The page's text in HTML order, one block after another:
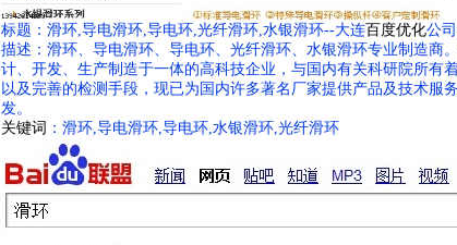
标题：滑环,导电滑环,导电环,光纤滑环,水银滑环--大连百度优化公
描述：滑环、导电滑环、导电环、光纤滑环、水银滑环专业制造商
计、开发、生产制造于一体的高科技企业，与国内有关科研院所有
以及完善的检测手段，现已为国内许多著名厂家提供产品及技术服
发。
关键词 ：滑环,导电滑环,导电环,水银滑环,光纤滑环